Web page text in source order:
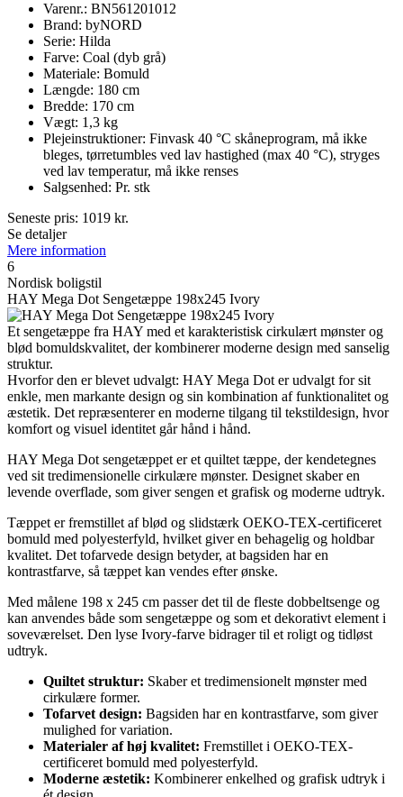
Varenr.: BN561201012
Brand: byNORD
Serie: Hilda
Farve: Coal (dyb grå)
Materiale: Bomuld
Længde: 180 cm
Bredde: 170 cm
Vægt: 1,3 kg
Plejeinstruktioner: Finvask 40 °C skåneprogram, må ikke
bleges, tørretumbles ved lav hastighed (max 40 °C), stryges
ved lav temperatur, må ikke renses
Salgsenhed: Pr. stk
Seneste pris: 1019 kr.
Se detaljer
Mere information
6
Nordisk boligstil
HAY Mega Dot Sengetæppe 198x245 Ivory
Et sengetæppe fra HAY med et karakteristisk cirkulært mønster og
blød bomuldskvalitet, der kombinerer moderne design med sanselig
struktur.
Hvorfor den er blevet udvalgt: HAY Mega Dot er udvalgt for sit
enkle, men markante design og sin kombination af funktionalitet og
æstetik. Det repræsenterer en moderne tilgang til tekstildesign, hvor
komfort og visuel identitet går hånd i hånd.
HAY Mega Dot sengetæppet er et quiltet tæppe, der kendetegnes
ved sit tredimensionelle cirkulære mønster. Designet skaber en
levende overflade, som giver sengen et grafisk og moderne udtryk.
Tæppet er fremstillet af blød og slidstærk OEKO-TEX-certificeret
bomuld med polyesterfyld, hvilket giver en behagelig og holdbar
kvalitet. Det tofarvede design betyder, at bagsiden har en
kontrastfarve, så tæppet kan vendes efter ønske.
Med målene 198 x 245 cm passer det til de fleste dobbeltsenge og
kan anvendes både som sengetæppe og som et dekorativt element i
soveværelset. Den lyse Ivory-farve bidrager til et roligt og tidløst
udtryk.
Quiltet struktur: Skaber et tredimensionelt mønster med
cirkulære former.
Tofarvet design: Bagsiden har en kontrastfarve, som giver
mulighed for variation.
Materialer af høj kvalitet: Fremstillet i OEKO-TEX-
certificeret bomuld med polyesterfyld.
Moderne æstetik: Kombinerer enkelhed og grafisk udtryk i